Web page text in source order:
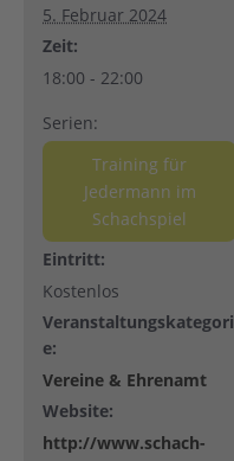
5. Februar 2024
Zeit:
18:00 - 22:00
Serien:
Training für
Jedermann im
Schachspiel
Eintritt:
Kostenlos
Veranstaltungskategori
e:
Vereine & Ehrenamt
Website:
http://www.schach-